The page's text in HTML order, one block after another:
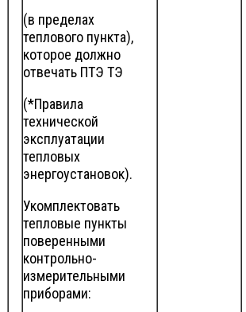
(в пределах
теплового пункта),
которое должно
отвечать ПТЭ ТЭ
(*Правила
технической
эксплуатации
тепловых
энергоустановок).
Укомплектовать
тепловые пункты
поверенными
контрольно-
измерительными
приборами: